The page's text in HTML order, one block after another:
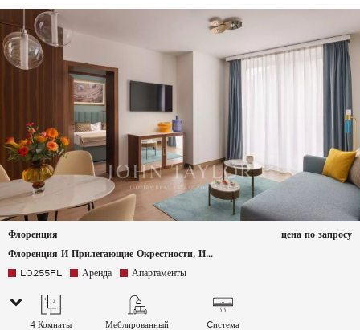
Флоренция
Флоренция И Прилегающие Окрестности, Италия
цена по запросу
L0255FL Аренда Апартаменты
4 Комнаты Меблированный
Cистема